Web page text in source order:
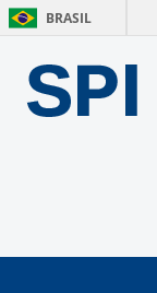
BRASIL